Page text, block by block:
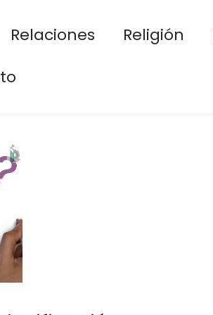
Relaciones Religión